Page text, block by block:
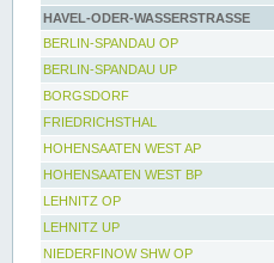
HAVEL-ODER-WASSERSTRASSE
BERLIN-SPANDAU OP
BERLIN-SPANDAU UP
BORGSDORF
FRIEDRICHSTHAL
HOHENSAATEN WEST AP
HOHENSAATEN WEST BP
LEHNITZ OP
LEHNITZ UP
NIEDERFINOW SHW OP